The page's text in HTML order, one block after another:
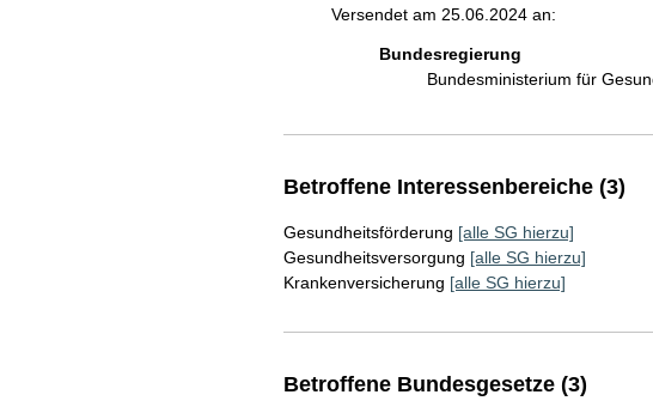
Versendet am 25.06.2024 an:
Bundesregierung
Bundesministerium für
Betroffene Interessenbereiche (3)
Gesundheitsförderung [alle SG hierzu]
Gesundheitsversorgung [alle SG hierzu]
Krankenversicherung [alle SG hierzu]
Betroffene Bundesgesetze (3)